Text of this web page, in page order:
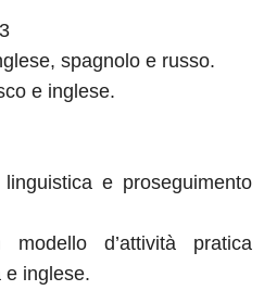
spagnolo e russo.
e inglese.
linguistica e proseguimento
d’attività pratica
e inglese.